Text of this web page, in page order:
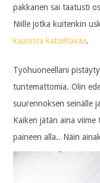
pakkanen sai taatusti
Niille jotka kuitenkin
kaunista katseltavaa.
Työhuoneellani
tuntemattomia. Olin
suurennoksen seinälle
Kaiken jätän aina
paineen alla.. Näin